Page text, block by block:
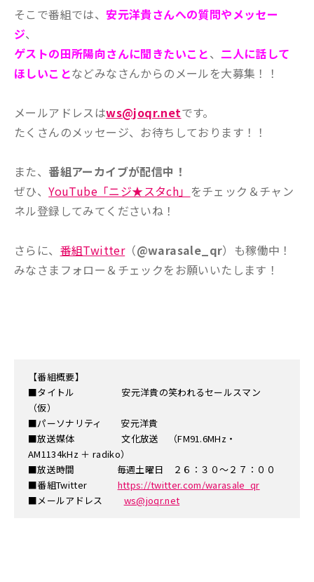
そこで番組では、安元洋貴さんへの質問やメッセー
ジ、
ゲストの田所陽向さんに聞きたいこと、二人に話して
ほしいことなどみなさんからのメールを大募集！！
メールアドレスはws@joqr.netです。
たくさんのメッセージ、お待ちしております！！
また、 番組アーカイブが配信中！
ぜひ、YouTube「ニジ★スタch」 をチェック＆チャン
ネル登録してみてくださいね！
さらに、 番組Twitter（@warasale_qr）も稼働中！
みなさまフォロー＆チェックをお願いいたします！
【番組概要】
■タイトル 安元洋貴の笑われるセールスマン
（仮）
■パーソナリティ 安元洋貴
■放送媒体 文化放送 （FM91.6MHz・
AM1134kHz ＋ radiko）
■放送時間 毎週土曜日 ２６：３０～２７：００
■番組Twitter https://twitter.com/warasale_qr
■メールアドレス ws@joqr.net